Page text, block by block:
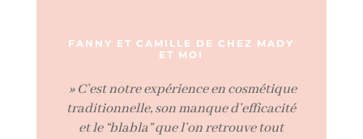
FANNY ET CAMILLE DE CHEZ MADY
ET MOI
» C’est notre expérience en cosmétique
traditionnelle, son manque d’efficacité
et le “blabla” que l’on retrouve tout